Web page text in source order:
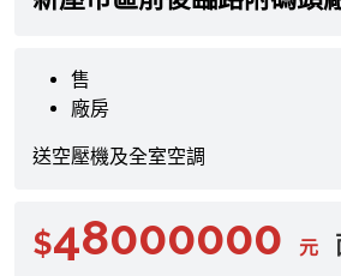
售
廠房
送空壓機及全室空調
$48000000 元